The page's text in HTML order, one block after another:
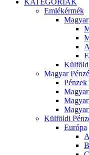
KATEGÓRIÁK
Emlékérmék
Magyar
Magyar
Külföldi
Európa